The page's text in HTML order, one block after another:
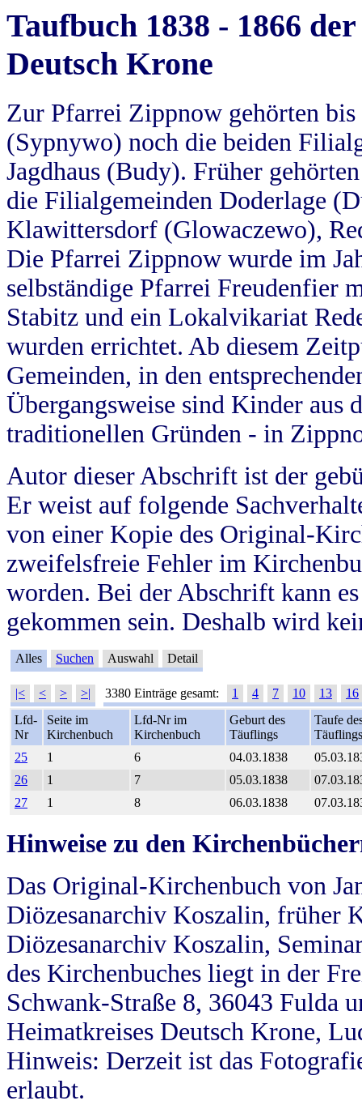
Taufbuch 1838 - 1866
Deutsch Krone
Zur Pfarrei Zippnow gehörten
(Sypnywo) noch die beiden
Jagdhaus (Budy). Früher
die Filialgemeinden Doderlage
Klawittersdorf (Glowaczewo),
Die Pfarrei Zippnow wurde im
selbständige Pfarrei Freudenfier
Stabitz und ein Lokalvikariat
wurden errichtet. Ab diesem
Gemeinden, in den
Übergangsweise sind Kinder aus
traditionellen Gründen - in
Autor dieser Abschrift ist der
Er weist auf folgende
von einer Kopie des Original-
zweifelsfreie Fehler im
worden. Bei der Abschrift kann
gekommen sein. Deshalb wird
Alles Suchen Auswahl Detail
|< < > >| 3380 Einträge gesamt: 1 4 7 10 13
16
Lfd-
Nr
Seite im
Kirchenbuch
Lfd-Nr im
Kirchenbuch
Geburt des
Täuflings
Taufe
Täuflings
25
1 6 04.03.1838
26
1 7 05.03.1838
27
1 8 06.03.1838
Hinweise zu den
Das Original-Kirchenbuch von
Diözesanarchiv Koszalin, früher
Diözesanarchiv Koszalin,
des Kirchenbuches liegt in der
Schwank-Straße 8, 36043 Fulda
Heimatkreises Deutsch Krone,
Hinweis: Derzeit ist das
erlaubt.